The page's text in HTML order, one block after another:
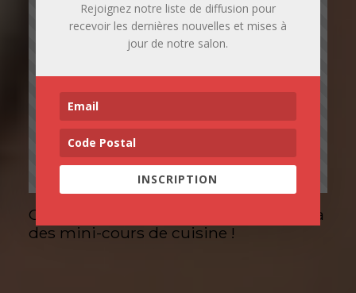
Ob’Art Bordeaux 2016 : inscrivez-vous à
des mini-cours de cuisine !
Rejoignez notre liste de diffusion pour
recevoir les dernières nouvelles et mises à
jour de notre salon.
INSCRIPTION